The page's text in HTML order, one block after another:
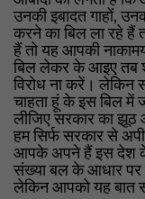
उनकी इबादत गाहों,
करने का बिल ला रहे हैं
हैं तो यह आपकी
बिल लेकर के आइए तब
विरोध ना करें। लेकिन
चाहता हूं के इस बिल में
लीजिए सरकार का
हम सिर्फ सरकार से
आपके अपने हैं इस देश
संख्या बल के आधार पर
लेकिन आपको यह बात